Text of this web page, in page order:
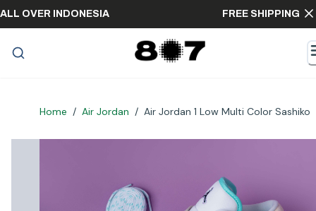
ALL OVER INDONESIA FREE
Home / Air Jordan / Air Jordan 1 Low Multi Color Sashiko